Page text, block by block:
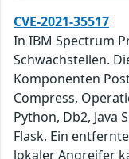
CVE-2021-35517
In IBM Spectrum
Schwachstellen.
Komponenten
Compress,
Python, Db2, Java
Flask. Ein
lokaler Angreifer